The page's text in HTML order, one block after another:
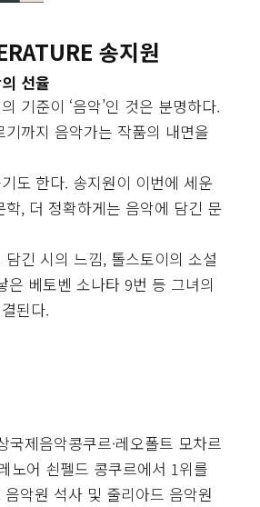
송지원
선율
기준이 ‘음악’인 것은 분명하다.
까지 음악가는 작품의 내면을
도 한다. 송지원이 이번에 세운
, 더 정확하게는 음악에 담긴 문
긴 시의 느낌, 톨스토이의 소설
은 베토벤 소나타 9번 등 그녀의
된다.
국제음악콩쿠르·레오폴트 모차르
노어 쇤펠드 콩쿠르에서 1위를
악원 석사 및 줄리아드 음악원